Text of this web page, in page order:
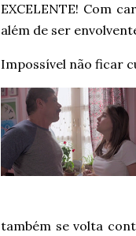
EXCELENTE! Com
além de ser
Impossível não ficar
também se volta